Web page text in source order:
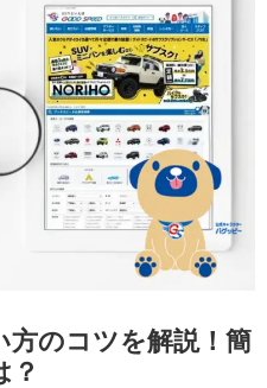
方のコツを解説！簡
？